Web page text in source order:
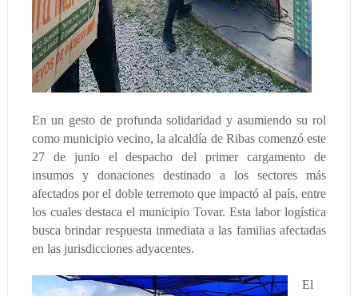
En un gesto de profunda solidaridad y asumiendo su rol
como municipio vecino, la alcaldía de Ribas comenzó este
27 de junio el despacho del primer cargamento de
insumos y donaciones destinado a los sectores más
afectados por el doble terremoto que impactó al país, entre
los cuales destaca el municipio Tovar. Esta labor logística
busca brindar respuesta inmediata a las familias afectadas
en las jurisdicciones adyacentes.
El